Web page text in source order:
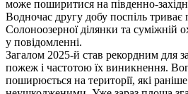
може поширитися на південно-
Водночас другу добу поспіль триває
Солоноозерної ділянки та суміжній
у повідомленні.
Загалом 2025-й став рекордним для
пожеж і частотою їх виникнення.
поширюється на території, які